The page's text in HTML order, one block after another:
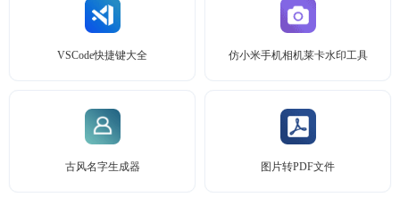
VSCode快捷键大全 仿小米手机相机莱卡水印工具
古风名字生成器 图片转PDF文件